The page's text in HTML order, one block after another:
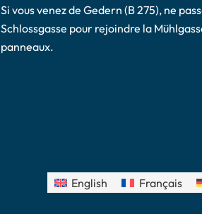
Si vous venez de Gedern (B 275), ne
Schlossgasse pour rejoindre la
panneaux.
English Français